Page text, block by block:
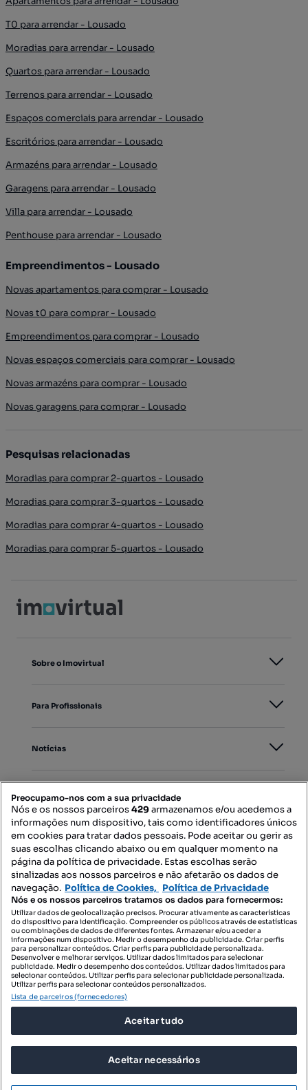
T0 para arrendar - Lousado
Moradias para arrendar - Lousado
Quartos para arrendar - Lousado
Terrenos para arrendar - Lousado
Espaços comerciais para arrendar - Lousado
Escritórios para arrendar - Lousado
Armazéns para arrendar - Lousado
Garagens para arrendar - Lousado
Villa para arrendar - Lousado
Penthouse para arrendar - Lousado
Empreendimentos - Lousado
Novas apartamentos para comprar - Lousado
Novas t0 para comprar - Lousado
Empreendimentos para comprar - Lousado
Novas espaços comerciais para comprar - Lousado
Novas armazéns para comprar - Lousado
Novas garagens para comprar - Lousado
Pesquisas relacionadas
Moradias para comprar 2-quartos - Lousado
Moradias para comprar 3-quartos - Lousado
Moradias para comprar 4-quartos - Lousado
Moradias para comprar 5-quartos - Lousado
Sobre o Imovirtual
Para Profissionais
Notícias
Mapa do Site
Contacte-nos
SIGA-NOS:
DESCARREGAR NA:
© 2026 Imovirtual.com, OLX Portugal, S.A.
TERMOS DE UTILIZAÇÃO
Preocupamo-nos com a sua privacidade
Nós e os nossos parceiros429armazenamos e/ou acedemos a
informações num dispositivo, tais como identificadores únicos
em cookies para tratar dados pessoais. Pode aceitar ou gerir as
suas escolhas clicando abaixo ou em qualquer momento na
página da política de privacidade. Estas escolhas serão
sinalizadas aos nossos parceiros e não afetarão os dados de
navegação. Política de Cookies, Política de Privacidade
Nós e os nossos parceiros tratamos os dados para fornecermos:
Utilizar dados de geolocalização precisos. Procurar ativamente as características
do dispositivo para identificação. Compreender os públicos através de estatísticas
ou combinações de dados de diferentes fontes. Armazenar e/ou aceder a
informações num dispositivo. Medir o desempenho da publicidade. Criar perfis
para personalizar conteúdos. Criar perfis para publicidade personalizada.
Desenvolver e melhorar serviços. Utilizar dados limitados para selecionar
publicidade. Medir o desempenho dos conteúdos. Utilizar dados limitados para
selecionar conteúdos. Utilizar perfis para selecionar publicidade personalizada.
Utilizar perfis para selecionar conteúdos personalizados.
Lista de parceiros (fornecedores)
Aceitar tudo
Aceitar necessários